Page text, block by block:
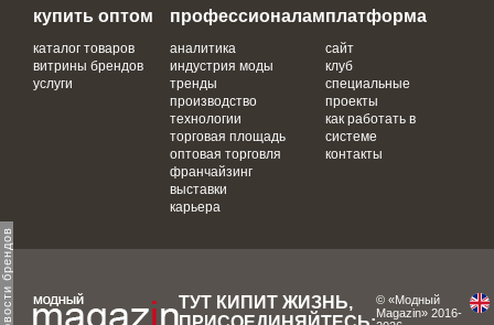
купить оптом
каталог товаров
витрины брендов
услуги
профессионалам
аналитика
индустрия моды
тренды
производство
технологии
торговая площадь
оптовая торговля
франчайзинг
выставки
карьера
платформа
сайт
клуб
специальные
проекты
как работать в
системе
контакты
ТУТ КИПИТ ЖИЗНЬ,
© «Модный
Magazin» 2016-